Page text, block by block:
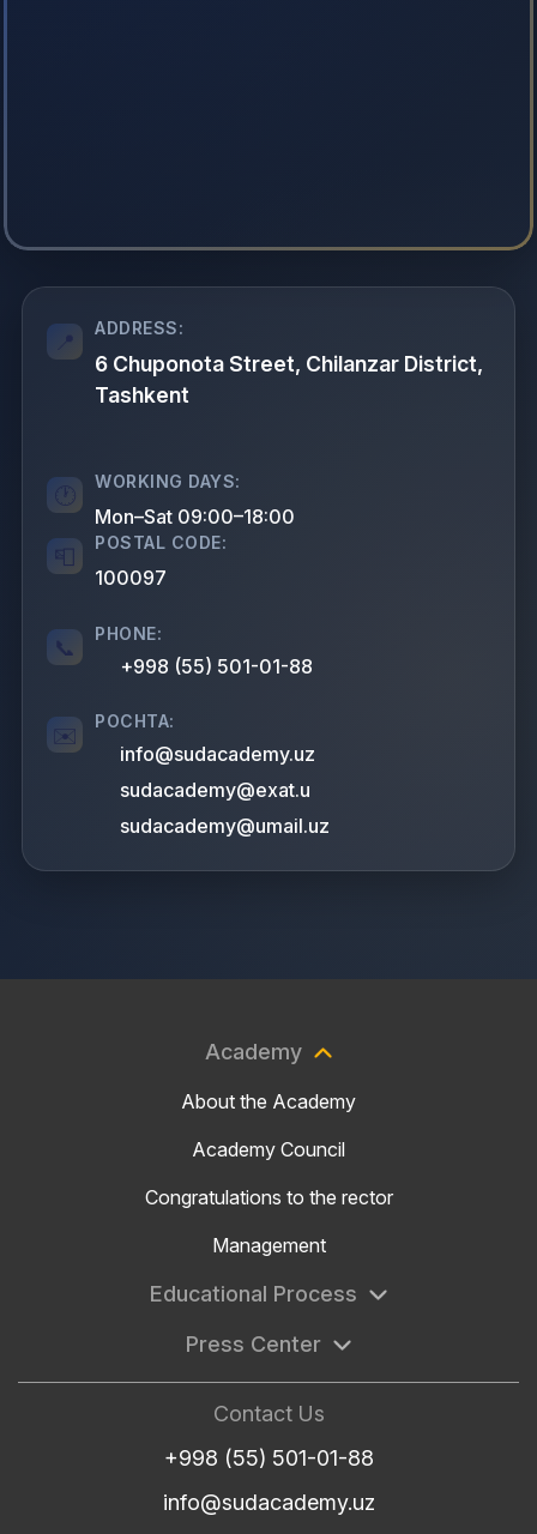
ADDRESS:
6 Chuponota Street, Chilanzar District,
Tashkent
WORKING DAYS:
Mon–Sat 09:00–18:00
POSTAL CODE:
100097
PHONE:
+998 (55) 501-01-88
POCHTA:
info@sudacademy.uz
sudacademy@exat.u
sudacademy@umail.uz
Academy
About the Academy
Academy Council
Congratulations to the rector
Management
Educational Process
Press Center
Contact Us
+998 (55) 501-01-88
info@sudacademy.uz